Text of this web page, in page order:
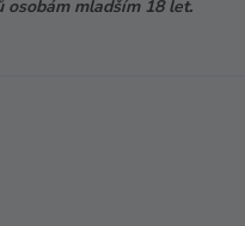
mladším 18 let.